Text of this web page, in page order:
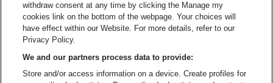
Ga naar de website van Het logo van
Ga naar de website
Ga naar de
Ga naar
Capitole Gent is een deel van be•at
Capitole Gent
Be-At Venues
Schijnpoortweg 119, 2170 Antwerpen
withdraw consent at any time by clicking the Manage my
cookies link on the bottom of the webpage. Your choices will
have effect within our Website. For more details, refer to our
Privacy Policy.
We and our partners process data to provide:
Store and/or access information on a device. Create profiles for